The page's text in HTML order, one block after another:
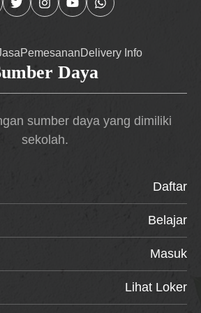
PemesananDelivery Info
Daya
sumber daya yang dimiliki
sekolah.
Daftar
Belajar
Masuk
Lihat Loker